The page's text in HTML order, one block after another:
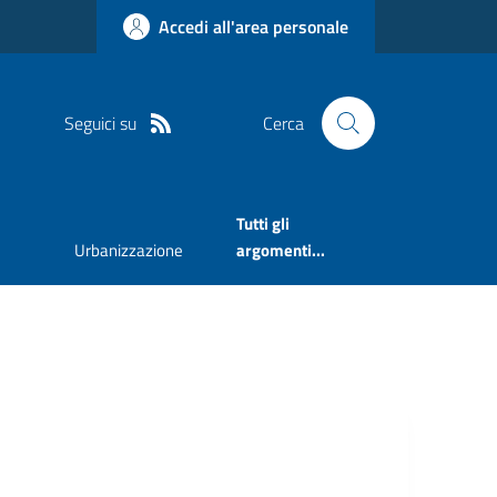
Accedi all'area personale
Seguici su Cerca
Urbanizzazione
Tutti gli
argomenti...